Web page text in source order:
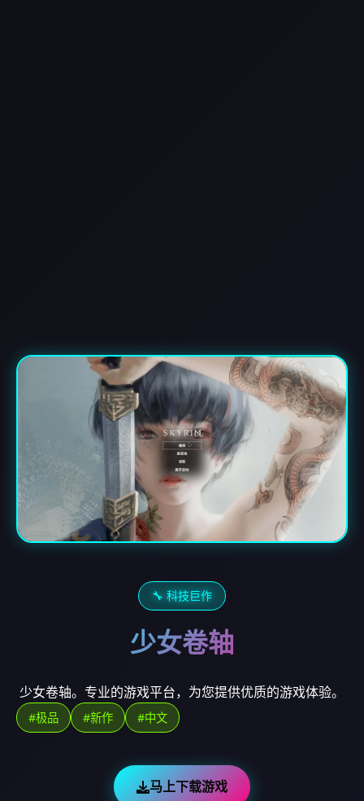
🔧 科技巨作
少女卷轴
少女卷轴。专业的游戏平台，为您提供优质的游戏体验。
#极品 #新作 #中文
马上下载游戏